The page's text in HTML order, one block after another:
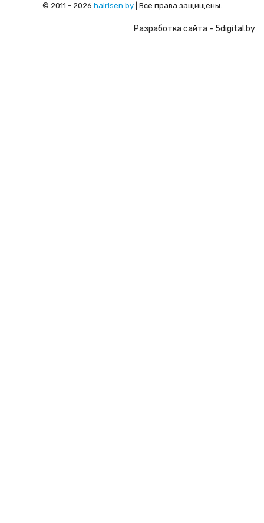
© 2011 - 2026 hairisen.by| Все права защищены.
Разработка сайта - 5digital.by